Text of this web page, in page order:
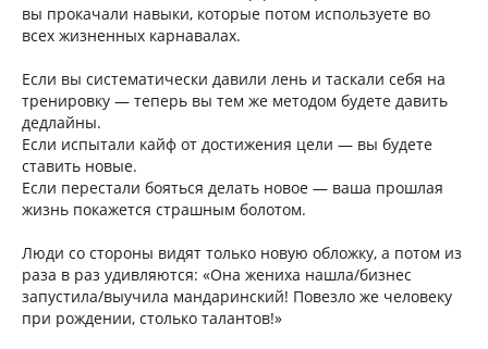
вы прокачали навыки, которые потом используете во
всех жизненных карнавалах.
Если вы систематически давили лень и таскали себя на
тренировку — теперь вы тем же методом будете давить
дедлайны.
Если испытали кайф от достижения цели — вы будете
ставить новые.
Если перестали бояться делать новое — ваша прошлая
жизнь покажется страшным болотом.
Люди со стороны видят только новую обложку, а потом из
раза в раз удивляются: «Она жениха нашла/бизнес
запустила/выучила мандаринский! Повезло же человеку
при рождении, столько талантов!»